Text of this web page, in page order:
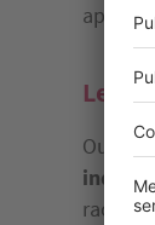
Les
Outre